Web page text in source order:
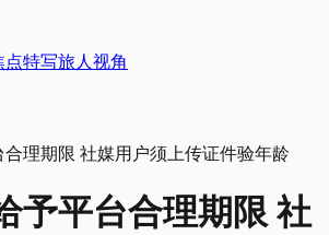
点特写旅人视角
予平台合理期限 社